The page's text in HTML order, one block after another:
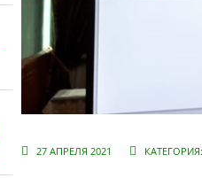
27 АПРЕЛЯ 2021 КАТЕГОРИЯ: